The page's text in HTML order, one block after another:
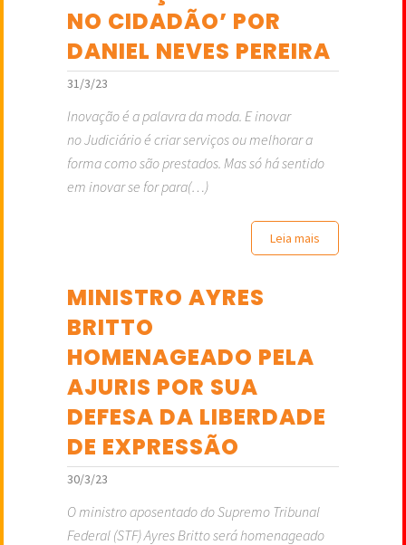
NO CIDADÃO’ POR
DANIEL NEVES PEREIRA
31/3/23
Inovação é a palavra da moda. E inovar
no Judiciário é criar serviços ou melhorar a
forma como são prestados. Mas só há sentido
em inovar se for para(…)
Leia mais
MINISTRO AYRES
BRITTO
HOMENAGEADO PELA
AJURIS POR SUA
DEFESA DA LIBERDADE
DE EXPRESSÃO
30/3/23
O ministro aposentado do Supremo Tribunal
Federal (STF) Ayres Britto será homenageado